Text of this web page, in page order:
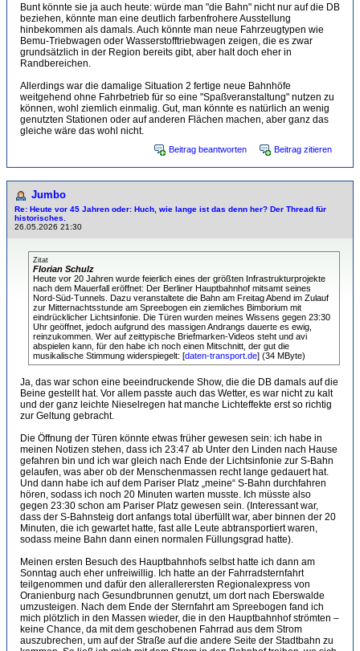
Bunt könnte sie ja auch heute: würde man "die Bahn" nicht nur auf die DB
beziehen, könnte man eine deutlich farbenfrohere Ausstellung
hinbekommen als damals. Auch könnte man neue Fahrzeugtypen wie
Bemu-Triebwagen oder Wasserstofftriebwagen zeigen, die es zwar
grundsätzlich in der Region bereits gibt, aber halt doch eher in
Randbereichen.
Allerdings war die damalige Situation 2 fertige neue Bahnhöfe
weitgehend ohne Fahrbetrieb für so eine "Spaßveranstaltung" nutzen zu
können, wohl ziemlich einmalig. Gut, man könnte es natürlich an wenig
genutzten Stationen oder auf anderen Flächen machen, aber ganz das
gleiche wäre das wohl nicht.
Beitrag beantworten Beitrag zitieren
Jumbo
Re: Heute vor 45 Jahren oder: Huch, wie lange ist das denn her? Der Thread für
historisches.
26.05.2026 21:30
Zitat
Florian Schulz
Heute vor 20 Jahren wurde feierlich eines der größten Infrastrukturprojekte
nach dem Mauerfall eröffnet: Der Berliner Hauptbahnhof mitsamt seines
Nord-Süd-Tunnels. Dazu veranstaltete die Bahn am Freitag Abend im Zulauf
zur Mitternachtsstunde am Spreebogen ein ziemliches Bimborium mit
eindrücklicher Lichtsinfonie. Die Türen wurden meines Wissens gegen 23:30
Uhr geöffnet, jedoch aufgrund des massigen Andrangs dauerte es ewig,
reinzukommen. Wer auf zeittypische Briefmarken-Videos steht und avi
abspielen kann, für den habe ich noch einen Mitschnitt, der gut die
musikalische Stimmung widerspiegelt: [daten-transport.de] (34 MByte)
Ja, das war schon eine beeindruckende Show, die die DB damals auf die
Beine gestellt hat. Vor allem passte auch das Wetter, es war nicht zu kalt
und der ganz leichte Nieselregen hat manche Lichteffekte erst so richtig
zur Geltung gebracht.
Die Öffnung der Türen könnte etwas früher gewesen sein: ich habe in
meinen Notizen stehen, dass ich 23:47 ab Unter den Linden nach Hause
gefahren bin und ich war gleich nach Ende der Lichtsinfonie zur S-Bahn
gelaufen, was aber ob der Menschenmassen recht lange gedauert hat.
Und dann habe ich auf dem Pariser Platz „meine“ S-Bahn durchfahren
hören, sodass ich noch 20 Minuten warten musste. Ich müsste also
gegen 23:30 schon am Pariser Platz gewesen sein. (Interessant war,
dass der S-Bahnsteig dort anfangs total überfüllt war, aber binnen der 20
Minuten, die ich gewartet hatte, fast alle Leute abtransportiert waren,
sodass meine Bahn dann einen normalen Füllungsgrad hatte).
Meinen ersten Besuch des Hauptbahnhofs selbst hatte ich dann am
Sonntag auch eher unfreiwillig. Ich hatte an der Fahrradsternfahrt
teilgenommen und dafür den allerallerersten Regionalexpress von
Oranienburg nach Gesundbrunnen genutzt, um dort nach Eberswalde
umzusteigen. Nach dem Ende der Sternfahrt am Spreebogen fand ich
mich plötzlich in den Massen wieder, die in den Hauptbahnhof strömten –
keine Chance, da mit dem geschobenen Fahrrad aus dem Strom
auszubrechen, um auf der Straße auf die andere Seite der Stadtbahn zu